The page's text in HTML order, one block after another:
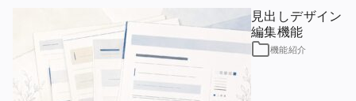
見出しデザイン
編集機能
機能紹介